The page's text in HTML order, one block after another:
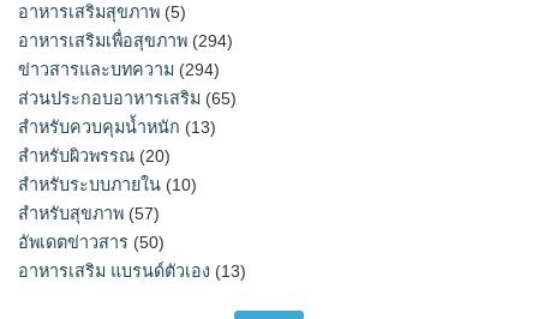
อาหารเสริมสุขภาพ (5)
อาหารเสริมเพื่อสุขภาพ (294)
ข่าวสารและบทความ (294)
ส่วนประกอบอาหารเสริม (65)
สำหรับควบคุมน้ำหนัก (13)
สำหรับผิวพรรณ (20)
สำหรับระบบภายใน (10)
สำหรับสุขภาพ (57)
อัพเดตข่าวสาร (50)
อาหารเสริม แบรนด์ตัวเอง (13)